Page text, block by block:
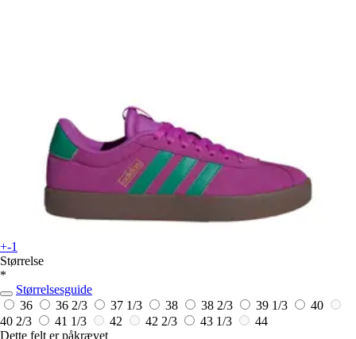
+-1
Størrelse
*
Størrelsesguide
36
36 2/3 37 1/3 38 38 2/3 39 1/3
40
40 2/3
41 1/3 42 42 2/3 43 1/3
44
Dette felt er påkrævet